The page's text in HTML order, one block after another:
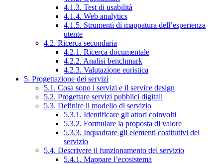
4.1.3. Test di usabilità
4.1.4. Web analytics
4.1.5. Strumenti di mappatura dell’esperienza
utente
4.2. Ricerca secondaria
4.2.1. Ricerca documentale
4.2.2. Analisi benchmark
4.2.3. Valutazione euristica
5. Progettazione dei servizi
5.1. Cosa sono i servizi e il service design
5.2. Progettare servizi pubblici digitali
5.3. Definire il modello di servizio
5.3.1. Identificare gli attori coinvolti
5.3.2. Formulare la proposta di valore
5.3.3. Inquadrare gli elementi costitutivi del
servizio
5.4. Descrivere il funzionamento del servizio
5.4.1. Mappare l’ecosistema